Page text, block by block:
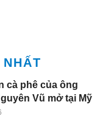
cà phê của ông
Vũ mở tại Mỹ